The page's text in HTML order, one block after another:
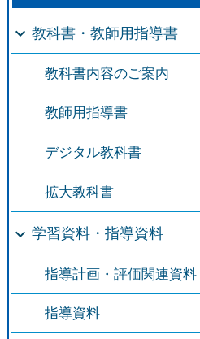
教科書・教師用指導書
教科書内容のご案内
教師用指導書
デジタル教科書
拡大教科書
学習資料・指導資料
指導計画・評価関連資料
指導資料